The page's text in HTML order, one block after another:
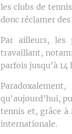
les clubs de
donc réclamer
Par ailleurs, les
travaillant,
parfois jusqu'à 14
qu'aujourd'hui,
tennis et, grâce
internationale.